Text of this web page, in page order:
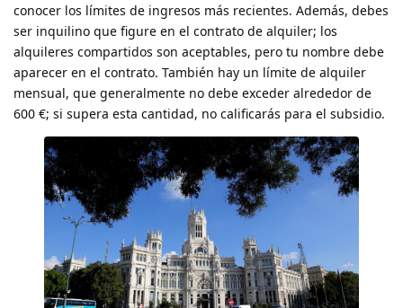
conocer los límites de ingresos más recientes. Además, debes
ser inquilino que figure en el contrato de alquiler; los
alquileres compartidos son aceptables, pero tu nombre debe
aparecer en el contrato. También hay un límite de alquiler
mensual, que generalmente no debe exceder alrededor de
600 €; si supera esta cantidad, no calificarás para el subsidio.